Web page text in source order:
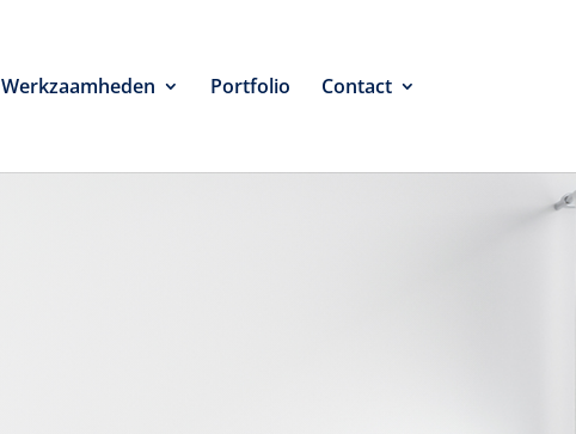
Werkzaamheden Portfolio Contact